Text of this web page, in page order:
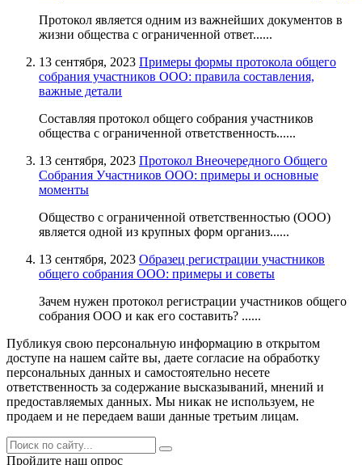
Протокол является одним из важнейших документов в
жизни общества с ограниченной ответ......
13 сентября, 2023 Примеры формы протокола общего
собрания участников ООО: правила составления,
важные детали
Составляя протокол общего собрания участников
общества с ограниченной ответственность......
13 сентября, 2023 Протокол Внеочередного Общего
Собрания Участников ООО: примеры и основные
моменты
Общество с ограниченной ответственностью (ООО)
является одной из крупных форм организ......
13 сентября, 2023 Образец регистрации участников
общего собрания ООО: примеры и советы
Зачем нужен протокол регистрации участников общего
собрания ООО и как его составить? ......
Публикуя свою персональную информацию в открытом
доступе на нашем сайте вы, даете согласие на обработку
персональных данных и самостоятельно несете
ответственность за содержание высказываний, мнений и
предоставляемых данных. Мы никак не используем, не
продаем и не передаем ваши данные третьим лицам.
Пройдите наш опрос